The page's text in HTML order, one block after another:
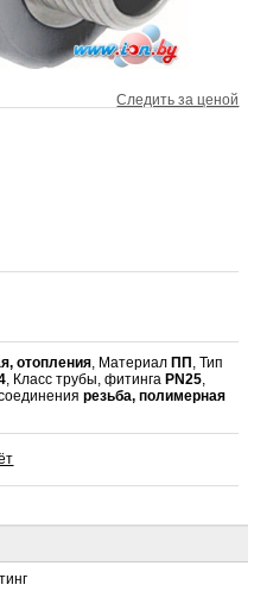
Следить за ценой
отопления, Материал ПП , Тип
, Класс трубы, фитинга PN25,
резьба, полимерная